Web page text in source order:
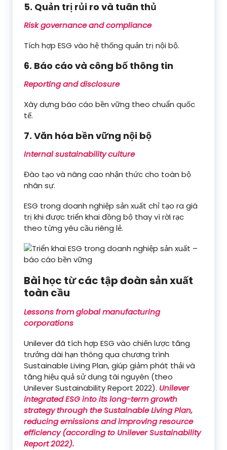
5. Quản trị rủi ro và tuân thủ
Risk governance and compliance
Tích hợp ESG vào hệ thống quản trị nội bộ.
6. Báo cáo và công bố thông tin
Reporting and disclosure
Xây dựng báo cáo bền vững theo chuẩn quốc
tế.
7. Văn hóa bền vững nội bộ
Internal sustainability culture
Đào tạo và nâng cao nhận thức cho toàn bộ
nhân sự.
ESG trong doanh nghiệp sản xuất chỉ tạo ra giá
trị khi được triển khai đồng bộ thay vì rời rạc
theo từng yêu cầu riêng lẻ.
Bài học từ các tập đoàn sản xuất
toàn cầu
Lessons from global manufacturing
corporations
Unilever đã tích hợp ESG vào chiến lược tăng
trưởng dài hạn thông qua chương trình
Sustainable Living Plan, giúp giảm phát thải và
tăng hiệu quả sử dụng tài nguyên (theo
Unilever Sustainability Report 2022). Unilever
integrated ESG into its long-term growth
strategy through the Sustainable Living Plan,
reducing emissions and improving resource
efficiency (according to Unilever Sustainability
Report 2022).